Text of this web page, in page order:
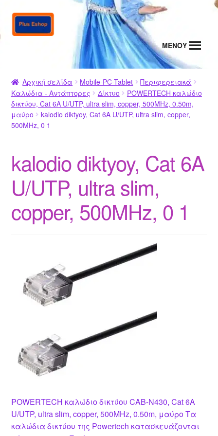
Απευθείας
μετάβαση
Μετάβαση
σε
MENΟΥ
Αρχική σελίδα Mobile-PC-Tablet
Περιφερειακά
Καλώδια - Αντάπτορες
Δίκτυο
POWERTECH καλώδιο
δικτύου, Cat 6A U/UTP, ultra slim, copper, 500MHz, 0.50m,
μαύρο
kalodio diktyoy, Cat 6A U/UTP, ultra slim, copper,
500MHz, 0 1
kalodio diktyoy, Cat 6A
U/UTP, ultra slim,
copper, 500MHz, 0 1
POWERTECH καλώδιο δικτύου CAB-N430, Cat 6A
U/UTP, ultra slim, copper, 500MHz, 0.50m, μαύρο Τα
καλώδια δικτύου της Powertech κατασκευάζονται